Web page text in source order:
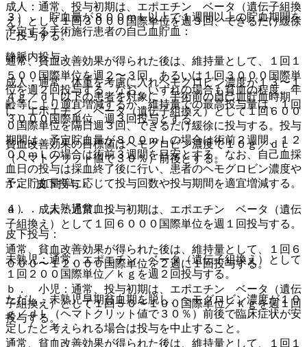
３）． 貯血量が８００ｍＬ以上で１週間以上の貯血期間を
予定する手術施行患者の自己血貯血：
静脈内投与：
成人：通常、体重を考慮に入れヘモグロビン濃度が１３〜１
４ｇ／ｄＬ以下の患者を対象に、手術前の自己血貯血時期
に、エポエチン ベータ（遺伝子組換え）として１回６００
０国際単位を隔日週３回、できるだけ緩徐に投与する。投与
期間は、予定貯血量が８００ｍＬの場合は術前２週間、１２
００ｍＬの場合は術前３週間を目安とする。なお、自己血採
血日の投与は採血終了後に行い、患者のヘモグロビン濃度や
予定貯血量等に応じて投与回数や投与期間を適宜増減する。
４）． 未熟児貧血：
皮下投与：
未熟児：通常、エポエチン ベータ（遺伝子組換え）として
１回２００国際単位／ｋｇを週２回投与する。
ただし、未熟児早期貧血期を脱し、ヘモグロビン濃度が１０
ｇ／ｄＬ（ヘマトクリット値で３０％）前後で臨床症状が安
定したと考えられる場合は投与を中止すること。
成人：通常、投与初期は、エポエチン ベータ（遺伝子組換
え）として１回３０００国際単位を週３回、できるだけ緩徐
に投与する。
通常、貧血改善効果が得られた後は、維持量として、１回１
５００国際単位を週２〜３回、あるいは１回３０００国際単
位を週２回投与する。なお、いずれの場合も貧血の程度、年
齢等により適宜増減するが、維持量での最高投与量は、１回
３０００国際単位、週３回投与とする。
貧血改善効果の目標値はヘモグロビン濃度で１０ｇ／ｄＬ
（ヘマトクリット値で３０％）前後とする。
A． 皮下投与：
ａ． 成人：通常、投与初期は、エポエチン ベータ（遺伝
子組換え）として１回６０００国際単位を週１回投与する。
通常、貧血改善効果が得られた後は、維持量として、１回６
０００〜１２０００国際単位を２週に１回投与する。
ｂ． 小児：通常、投与初期は、エポエチン ベータ（遺伝
子組換え）として１回５０〜１００国際単位／ｋｇを週１回
投与する。
通常、貧血改善効果が得られた後は、維持量として、１回１